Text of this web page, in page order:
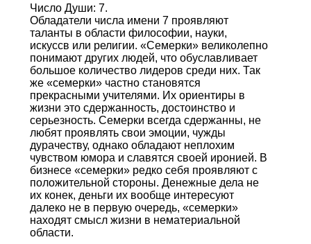
Число Души: 7.
Обладатели числа имени 7 проявляют
таланты в области философии, науки,
искуссв или религии. «Семерки» великолепно
понимают других людей, что обуславливает
большое количество лидеров среди них. Так
же «семерки» частно становятся
прекрасными учителями. Их ориентиры в
жизни это сдержанность, достоинство и
серьезность. Семерки всегда сдержанны, не
любят проявлять свои эмоции, чужды
дурачеству, однако обладают неплохим
чувством юмора и славятся своей иронией. В
бизнесе «семерки» редко себя проявляют с
положительной стороны. Денежные дела не
их конек, деньги их вообще интересуют
далеко не в первую очередь, «семерки»
находят смысл жизни в нематериальной
области.